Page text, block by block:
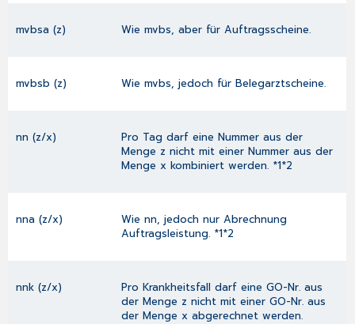
mvbsa (z) Wie mvbs, aber für Auftragsscheine.
mvbsb (z) Wie mvbs, jedoch für Belegarztscheine.
nn (z/x)
Pro Tag darf eine Nummer aus der
Menge z nicht mit einer Nummer aus der
Menge x kombiniert werden. *1*2
nna (z/x)
Wie nn, jedoch nur Abrechnung
Auftragsleistung. *1*2
nnk (z/x)
Pro Krankheitsfall darf eine GO-Nr. aus
der Menge z nicht mit einer GO-Nr. aus
der Menge x abgerechnet werden.